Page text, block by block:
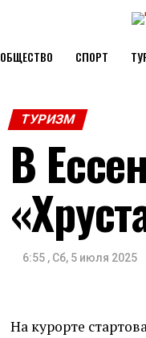
ОБЩЕСТВО СПОРТ
ТУРИЗМ
В
6:55 , Сб, 5 июля 2025
На курорте